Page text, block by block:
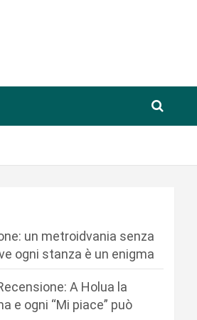
un metroidvania senza
ogni stanza è un enigma
A Holua la
e ogni “Mi piace” può